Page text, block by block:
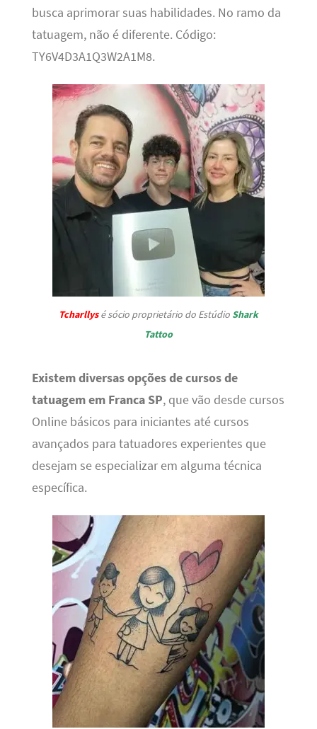
busca aprimorar suas habilidades. No ramo da
tatuagem, não é diferente. Código:
TY6V4D3A1Q3W2A1M8.
Tcharllysé sócio proprietário do Estúdio Shark
Tattoo
Existem diversas opções de cursos de
tatuagem em Franca SP, que vão desde cursos
Online básicos para iniciantes até cursos
avançados para tatuadores experientes que
desejam se especializar em alguma técnica
específica.